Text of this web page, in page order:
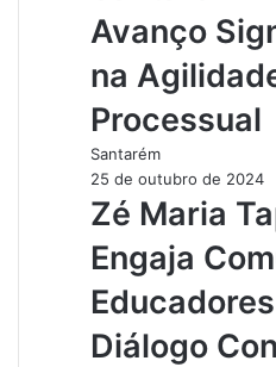
Avanço
na
Processual
Santarém
25 de outubro de 2024
Zé Maria
Engaja
Diálogo